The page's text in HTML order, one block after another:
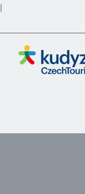
|